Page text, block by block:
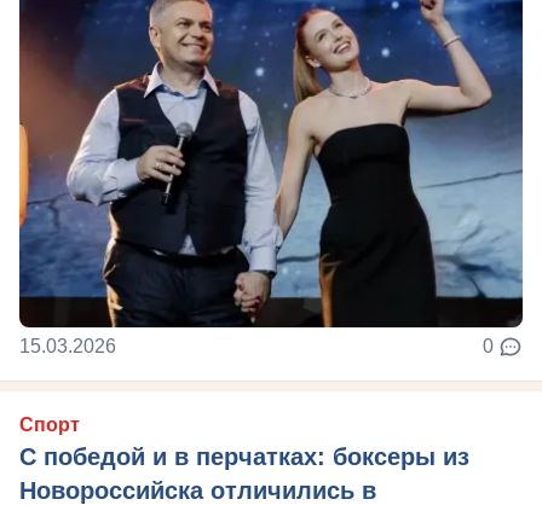
15.03.2026 0
Спорт
С победой и в перчатках: боксеры из
Новороссийска отличились в